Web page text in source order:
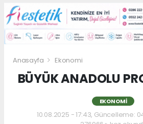
Anasayfa Ekonomi
BÜYÜK ANADOLU
EKONOMI
10.08.2025 - 17:43, Güncelleme: